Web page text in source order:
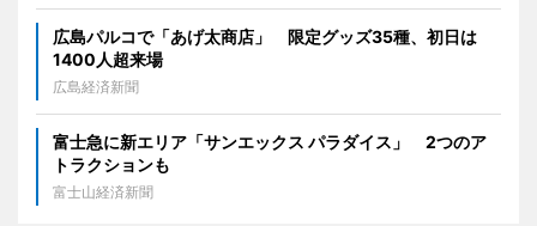
広島パルコで「あげ太商店」 限定グッズ35種、初日は
1400人超来場
広島経済新聞
富士急に新エリア「サンエックス パラダイス」 2つのア
トラクションも
富士山経済新聞